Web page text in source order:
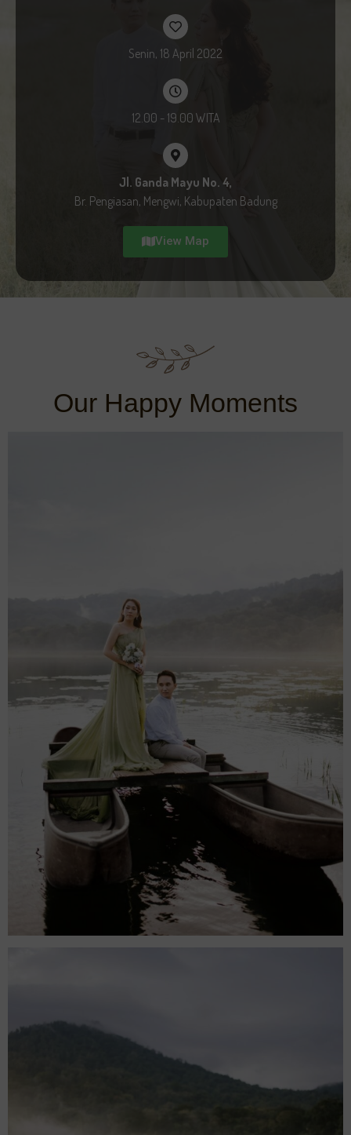
Senin, 18 April 2022
12.00 - 19.00 WITA
Jl. Ganda Mayu No. 4,
Br. Pengiasan, Mengwi, Kabupaten Badung
View Map
Our Happy Moments